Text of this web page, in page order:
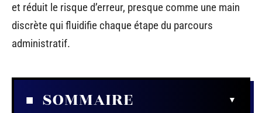
et réduit le risque d’erreur, presque comme une main
discrète qui fluidifie chaque étape du parcours
administratif.
SOMMAIRE